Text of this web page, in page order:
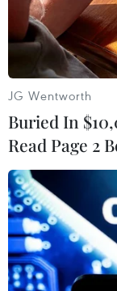
Thủ tướng Nguyễn
lượng vũ trang
Bệnh viện Trung
JG Wentworth
Buried In
Read Page 2